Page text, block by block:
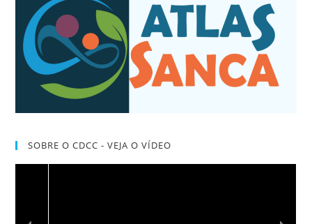
SOBRE O CDCC - VEJA O VÍDEO